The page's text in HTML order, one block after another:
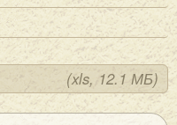
(xls, 12.1 МБ)